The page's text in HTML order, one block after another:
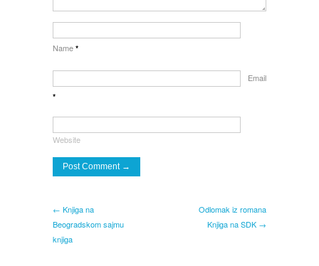
Name *
Email
*
Website
← Knjiga na
Beogradskom sajmu
knjiga
Odlomak iz romana
Knjiga na SDK →